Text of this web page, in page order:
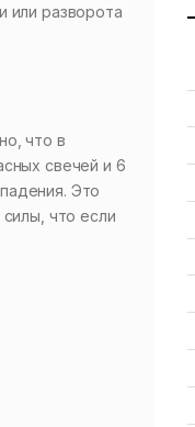
или разворота
что в
свечей и 6
Это
что если